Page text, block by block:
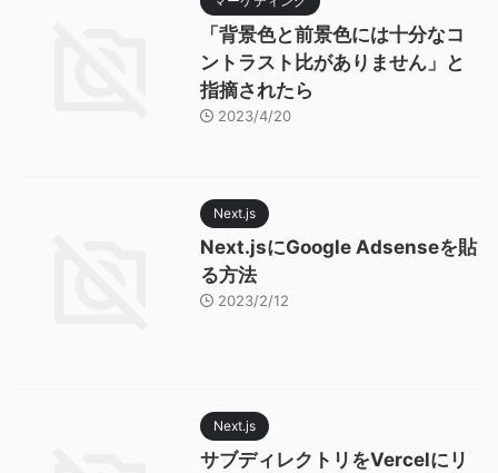
「背景色と前景色には十分なコ
ントラスト比がありません」と
指摘されたら
2023/4/20
Next.js
Next.jsにGoogle Adsenseを貼
る方法
2023/2/12
Next.js
サブディレクトリをVercelにリ